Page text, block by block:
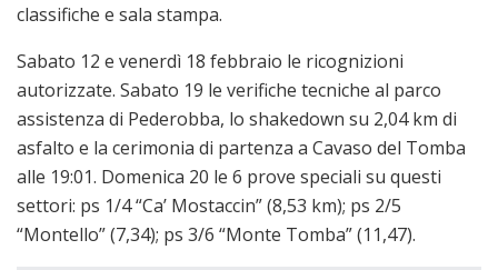
classifiche e sala stampa.
Sabato 12 e venerdì 18 febbraio le ricognizioni
autorizzate. Sabato 19 le verifiche tecniche al parco
assistenza di Pederobba, lo shakedown su 2,04 km di
asfalto e la cerimonia di partenza a Cavaso del Tomba
alle 19:01. Domenica 20 le 6 prove speciali su questi
settori: ps 1/4 “Ca’ Mostaccin” (8,53 km); ps 2/5
“Montello” (7,34); ps 3/6 “Monte Tomba” (11,47).